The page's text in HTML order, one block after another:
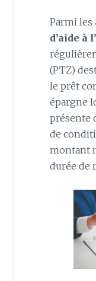
Parmi les
d’aide à
(PTZ)
le prêt
épargne
présente
de
montant
durée de